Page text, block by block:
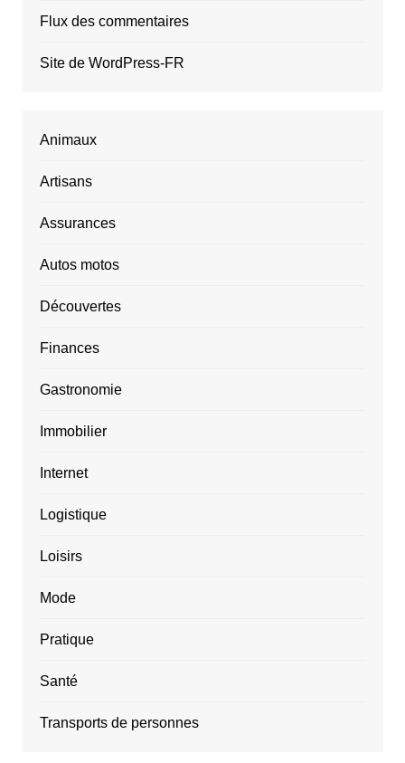
Flux des commentaires
Site de WordPress-FR
Animaux
Artisans
Assurances
Autos motos
Découvertes
Finances
Gastronomie
Immobilier
Internet
Logistique
Loisirs
Mode
Pratique
Santé
Transports de personnes